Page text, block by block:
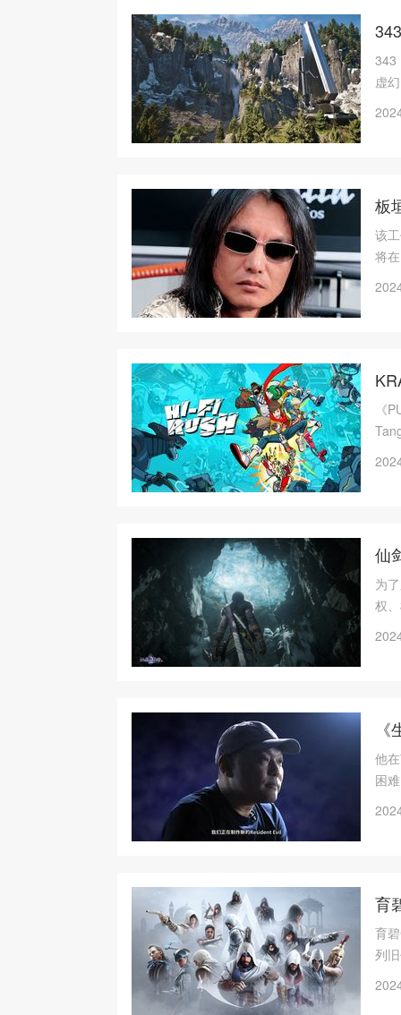
343
虚
板
该
将
《
仙
为
权
他
困
育
育
列